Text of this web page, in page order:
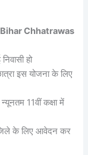
– Bihar Chhatrawas
हो
इस योजना के लिए
11वीं कक्षा में
के लिए आवेदन कर